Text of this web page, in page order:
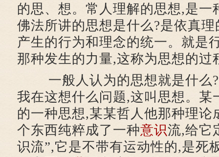
的思、想。常人理解的思想,是一
佛法所讲的思想是什么?是依真
产生的行为和理念的统一。就是
那种发生的力量,这称为思想的过
一般人认为的思想就是什么?
我在这想什么问题,这叫思想。某
的一种思想,某某哲人他那种理论
个东西纯粹成了一种意识流,给它
识流”,它是不带有运动性的,是死